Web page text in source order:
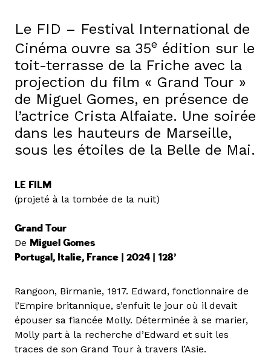
Le FID – Festival International de
Cinéma ouvre sa 35e édition sur le
toit-terrasse de la Friche avec la
projection du film « Grand Tour »
de Miguel Gomes, en présence de
l’actrice Crista Alfaiate. Une soirée
dans les hauteurs de Marseille,
sous les étoiles de la Belle de Mai.
LE FILM
(projeté à la tombée de la nuit)
Grand Tour
De Miguel Gomes
Portugal, Italie, France | 2024 | 128’
Rangoon, Birmanie, 1917. Edward, fonctionnaire de
l’Empire britannique, s’enfuit le jour où il devait
épouser sa fiancée Molly. Déterminée à se marier,
Molly part à la recherche d’Edward et suit les
traces de son Grand Tour à travers l’Asie.